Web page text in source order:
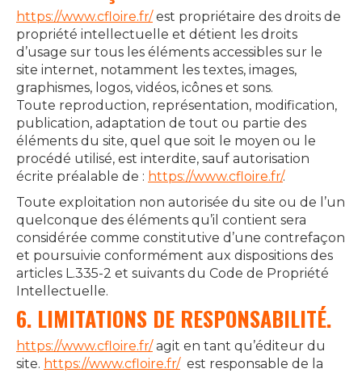
https://www.cfloire.fr/est propriétaire des droits de
propriété intellectuelle et détient les droits
d’usage sur tous les éléments accessibles sur le
site internet, notamment les textes, images,
graphismes, logos, vidéos, icônes et sons.
Toute reproduction, représentation, modification,
publication, adaptation de tout ou partie des
éléments du site, quel que soit le moyen ou le
procédé utilisé, est interdite, sauf autorisation
écrite préalable de : https://www.cfloire.fr/.
Toute exploitation non autorisée du site ou de l’un
quelconque des éléments qu’il contient sera
considérée comme constitutive d’une contrefaçon
et poursuivie conformément aux dispositions des
articles L.335-2 et suivants du Code de Propriété
Intellectuelle.
6. LIMITATIONS DE RESPONSABILITÉ.
https://www.cfloire.fr/agit en tant qu’éditeur du
site. https://www.cfloire.fr/est responsable de la